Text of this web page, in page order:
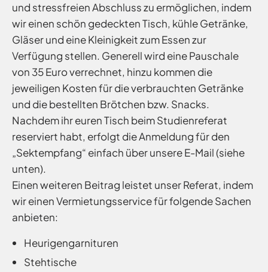
und stressfreien Abschluss zu ermöglichen, indem
wir einen schön gedeckten Tisch, kühle Getränke,
Gläser und eine Kleinigkeit zum Essen zur
Verfügung stellen. Generell wird eine Pauschale
von 35 Euro verrechnet, hinzu kommen die
jeweiligen Kosten für die verbrauchten Getränke
und die bestellten Brötchen bzw. Snacks.
Nachdem ihr euren Tisch beim Studienreferat
reserviert habt, erfolgt die Anmeldung für den
„Sektempfang“ einfach über unsere E-Mail (siehe
unten).
Einen weiteren Beitrag leistet unser Referat, indem
wir einen Vermietungsservice für folgende Sachen
anbieten:
Heurigengarnituren
Stehtische